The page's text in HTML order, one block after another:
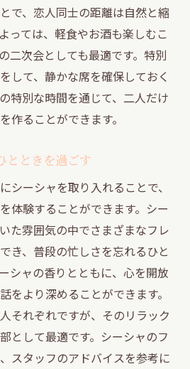
で、恋人同士の距離は自然と縮
っては、軽食やお酒も楽しむこ
二次会としても最適です。特別
して、静かな席を確保しておく
特別な時間を通じて、二人だけ
作ることができます。
とときを過ごす
シーシャを取り入れることで、
体験することができます。シー
た雰囲気の中でさまざまなフレ
き、普段の忙しさを忘れるひと
シャの香りとともに、心を開放
をより深めることができます。
それぞれですが、そのリラック
として最適です。シーシャのフ
スタッフのアドバイスを参考に